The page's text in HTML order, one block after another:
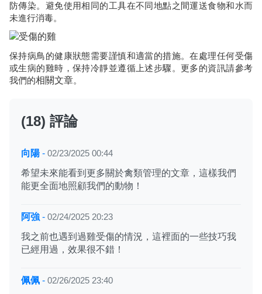
防傳染。避免使用相同的工具在不同地點之間運送食物和水而
未進行消毒。
保持病鳥的健康狀態需要謹慎和適當的措施。在處理任何受傷
或生病的雞時，保持冷靜並遵循上述步驟。更多的資訊請參考
我們的相關文章。
(18) 評論
向陽 - 02/23/2025 00:44
希望未來能看到更多關於禽類管理的文章，這樣我們
能更全面地照顧我們的動物！
阿強 - 02/24/2025 20:23
我之前也遇到過雞受傷的情況，這裡面的一些技巧我
已經用過，效果很不錯！
佩佩 - 02/26/2025 23:40